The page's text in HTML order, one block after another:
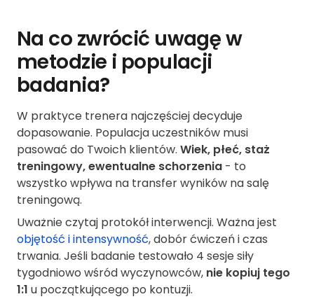
Na co zwrócić uwagę w
metodzie i populacji
badania?
W praktyce trenera najczęściej decyduje
dopasowanie. Populacja uczestników musi
pasować do Twoich klientów. Wiek, płeć, staż
treningowy, ewentualne schorzenia - to
wszystko wpływa na transfer wyników na salę
treningową.
Uważnie czytaj protokół interwencji. Ważna jest
objętość i intensywność, dobór ćwiczeń i czas
trwania. Jeśli badanie testowało 4 sesje siły
tygodniowo wśród wyczynowców, nie kopiuj tego
1:1 u początkującego po kontuzji.